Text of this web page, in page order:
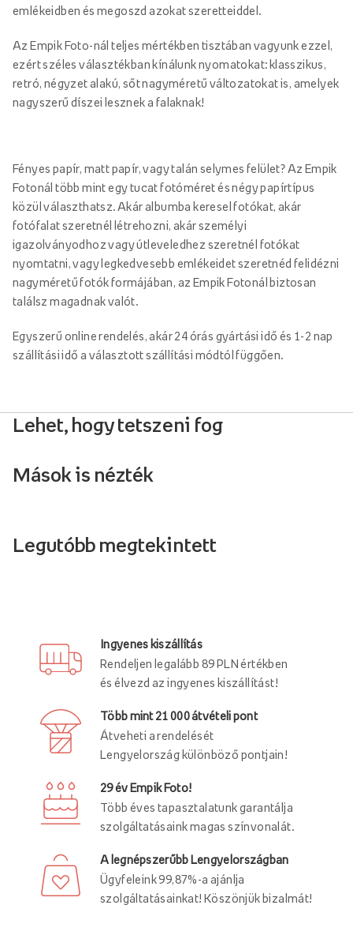
emlékeidben és megoszd azokat szeretteiddel.
Az Empik Foto-nál teljes mértékben tisztában vagyunk ezzel,
ezért széles választékban kínálunk nyomatokat: klasszikus,
retró, négyzet alakú, sőt nagyméretű változatokat is, amelyek
nagyszerű díszei lesznek a falaknak!
Fényes papír, matt papír, vagy talán selymes felület? Az Empik
Fotonál több mint egy tucat fotóméret és négy papírtípus
közül választhatsz. Akár albumba keresel fotókat, akár
fotófalat szeretnél létrehozni, akár személyi
igazolványodhoz vagy útleveledhez szeretnél fotókat
nyomtatni, vagy legkedvesebb emlékeidet szeretnéd felidézni
nagyméretű fotók formájában, az Empik Fotonál biztosan
találsz magadnak valót.
Egyszerű online rendelés, akár 24 órás gyártási idő és 1-2 nap
szállítási idő a választott szállítási módtól függően.
Lehet, hogy tetszeni fog
Mások is nézték
Legutóbb megtekintett
Ingyenes kiszállítás
Rendeljen legalább 89 PLN értékben
és élvezd az ingyenes kiszállítást!
Több mint 21 000 átvételi pont
Átveheti a rendelését
Lengyelország különböző pontjain!
29 év Empik Foto!
Több éves tapasztalatunk garantálja
szolgáltatásaink magas színvonalát.
A legnépszerűbb Lengyelországban
Ügyfeleink 99,87%-a ajánlja
szolgáltatásainkat! Köszönjük bizalmát!